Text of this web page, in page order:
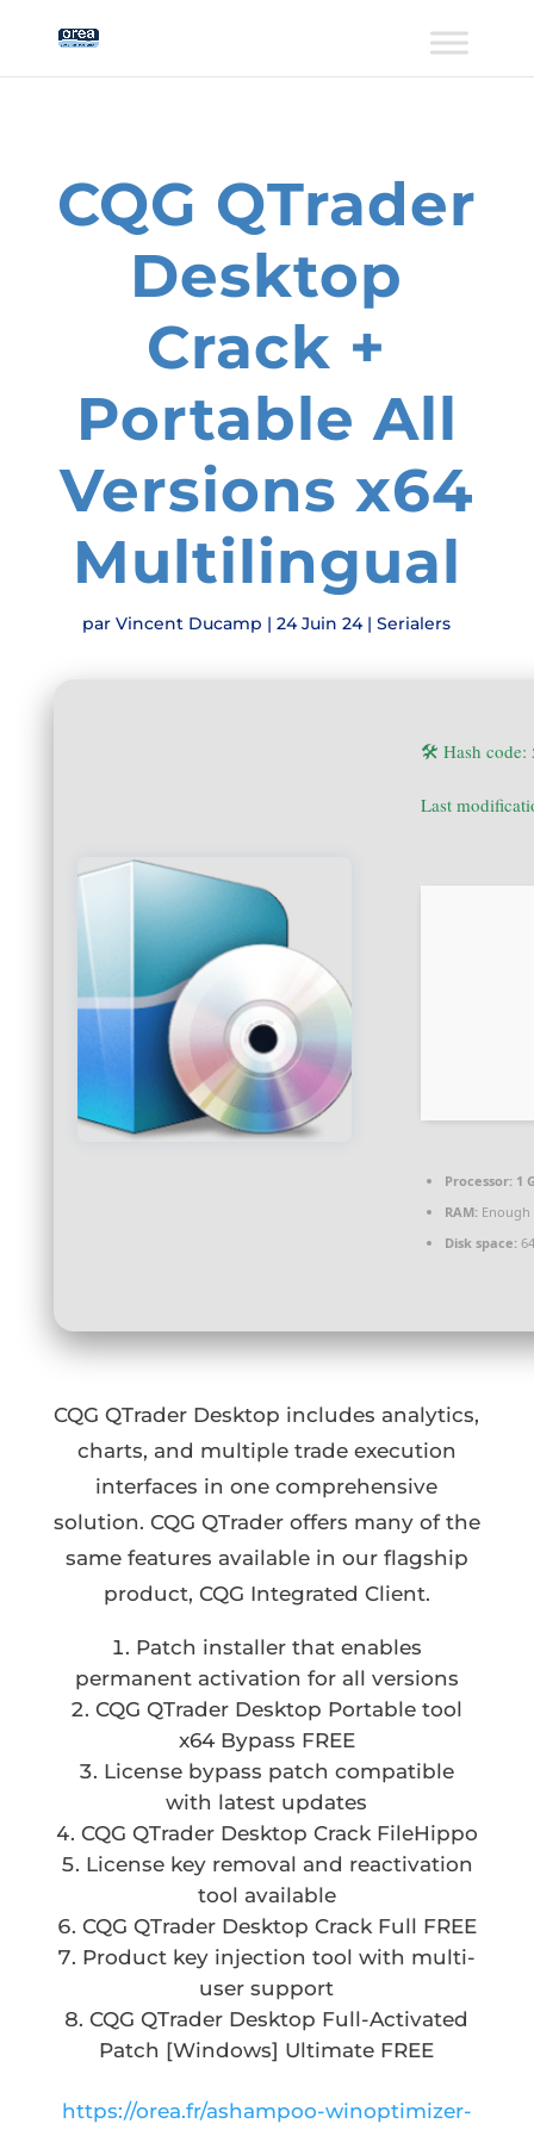
CQG QTrader
Desktop
Crack +
Portable All
Versions x64
Multilingual
parVincent Ducamp |24 Juin 24|Serialers
🛠 Hash code:
Last
Processor:1
RAM:Enough
Disk space:
CQG QTrader Desktop includes analytics,
charts, and multiple trade execution
interfaces in one comprehensive
solution. CQG QTrader offers many of the
same features available in our flagship
product, CQG Integrated Client.
Patch installer that enables
permanent activation for all versions
CQG QTrader Desktop Portable tool
x64 Bypass FREE
License bypass patch compatible
with latest updates
CQG QTrader Desktop Crack FileHippo
License key removal and reactivation
tool available
CQG QTrader Desktop Crack Full FREE
Product key injection tool with multi-
user support
CQG QTrader Desktop Full-Activated
Patch [Windows] Ultimate FREE
https://orea.fr/ashampoo-winoptimizer-